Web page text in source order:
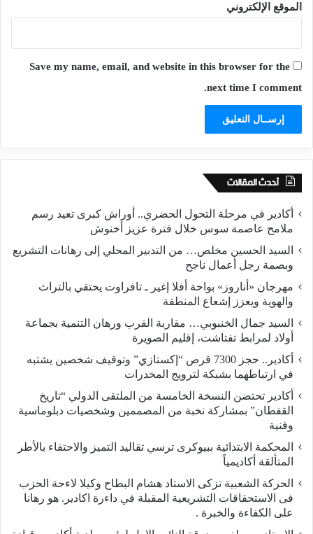
الموقع الإلكتروني
Save my name, email, and website in this browser for the
next time I comment.
أحدث المقالات
أكادير في مرحلة التحول الحضري.. أوراش كبرى تعيد رسم
ملامح عاصمة سوس خلال فترة عزيز أخنوش
السيد الحسين مخلص… من التدبير المحلي إلى رهانات التشريع
وبصمة رجل أعمال ناجح
مهرجان «أناروز» بواحة أفلا إغير ـ تافراوت يحتفي بالتراث
والهوية ويعزز إشعاع المنطقة
السيد جمال الخنبوبي… مقاربة القرب ورهان التنمية بجماعة
أولاد لمرابط تفتاشت، إقليم الصويرة
أكادير.. حجز 7300 قرص “إكستازي” وتوقيف شخصين يشتبه
في ارتباطهما بشبكة لترويج المخدرات
أكادير تحتضن النسخة الخامسة من الملتقى الدولي “تاريخ
القفطان” بمشاركة نخبة من المصممين وشخصيات دبلوماسية
وفنية
المحكمة الابتدائية ببيوكرى ترسي تقاليد التميز والاحتفاء بالأطر
المتألقة أكاديمياً
الحركة الشعبية تزكى الاستاد هشام البطاح وكيلا لاءحة الحزب
فى الاستحقاقات التشريعية المقبلة في داءرة اكادير. هو رهانا
على الكفاءة والخبرة .